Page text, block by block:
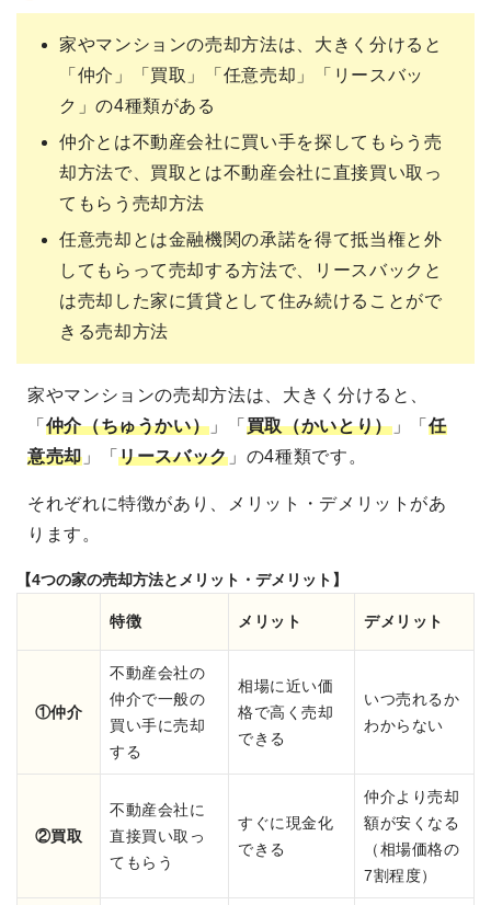
家やマンションの売却方法は、大きく分けると
「仲介」「買取」「任意売却」「リースバッ
ク」の4種類がある
仲介とは不動産会社に買い手を探してもらう売
却方法で、買取とは不動産会社に直接買い取っ
てもらう売却方法
任意売却とは金融機関の承諾を得て抵当権と外
してもらって売却する方法で、リースバックと
は売却した家に賃貸として住み続けることがで
きる売却方法
家やマンションの売却方法は、大きく分けると、
「 仲介（ちゅうかい） 」「 買取（かいとり）」「任
意売却」「リースバック 」の4種類です。
それぞれに特徴があり、メリット・デメリットがあ
ります。
【4つの家の売却方法とメリット・デメリット】
特徴 メリット デメリット
①仲介
不動産会社の
仲介で一般の
買い手に売却
する
相場に近い価
格で高く売却
できる
いつ売れるか
わからない
②買取
不動産会社に
直接買い取っ
てもらう
すぐに現金化
できる
仲介より売却
額が安くなる
（相場価格の
7割程度）